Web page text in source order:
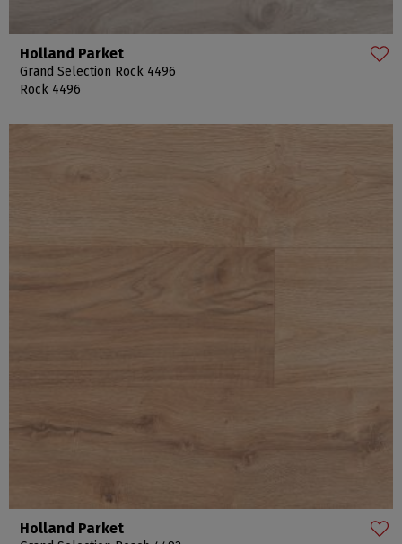
Holland Parket
Grand Selection Rock 4496
Rock 4496
Holland Parket